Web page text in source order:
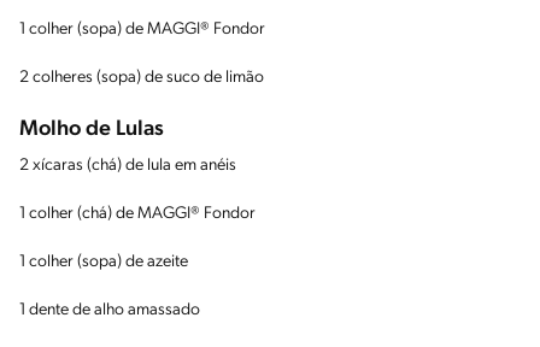
1 colher (sopa) de MAGGI® Fondor
2 colheres (sopa) de suco de limão
Molho de Lulas
2 xícaras (chá) de lula em anéis
1 colher (chá) de MAGGI® Fondor
1 colher (sopa) de azeite
1 dente de alho amassado